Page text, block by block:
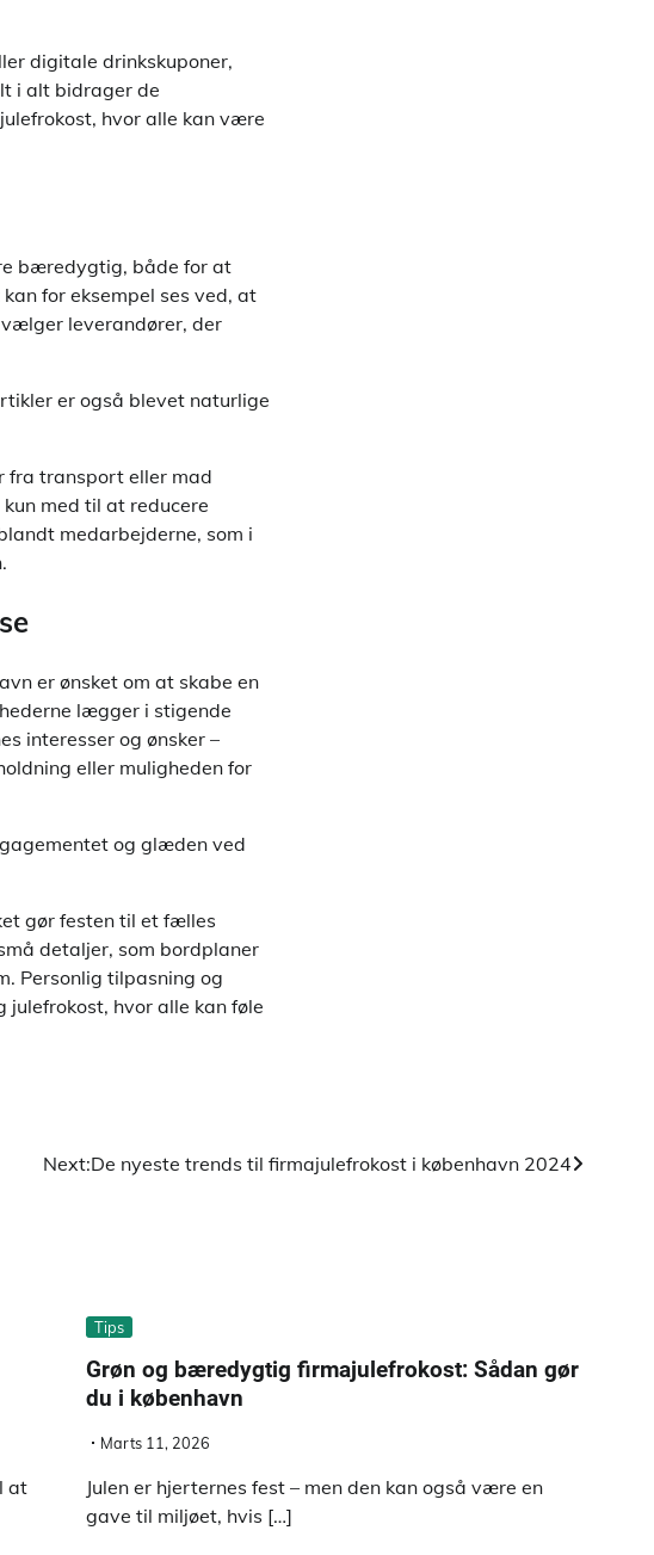
digitale drinkskuponer,
i alt bidrager de
hvor alle kan være
bæredygtig, både for at
for eksempel ses ved, at
leverandører, der
er også blevet naturlige
fra transport eller mad
med til at reducere
medarbejderne, som i
er ønsket om at skabe en
lægger i stigende
interesser og ønsker –
eller muligheden for
og glæden ved
gør festen til et fælles
detaljer, som bordplaner
Personlig tilpasning og
hvor alle kan føle
Next:De nyeste trends til firmajulefrokost i københavn 2024
at
Tips
Grøn og bæredygtig firmajulefrokost: Sådan gør
du i københavn
Marts 11, 2026
Julen er hjerternes fest – men den kan også være en
gave til miljøet, hvis […]